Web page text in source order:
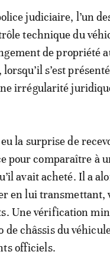
judiciaire, l’un
technique du
de propriété
s’est
irrégularité
la surprise de
comparaître à
avait acheté. Il a
en lui transmettant,
Une vérification
châssis du
officiels.